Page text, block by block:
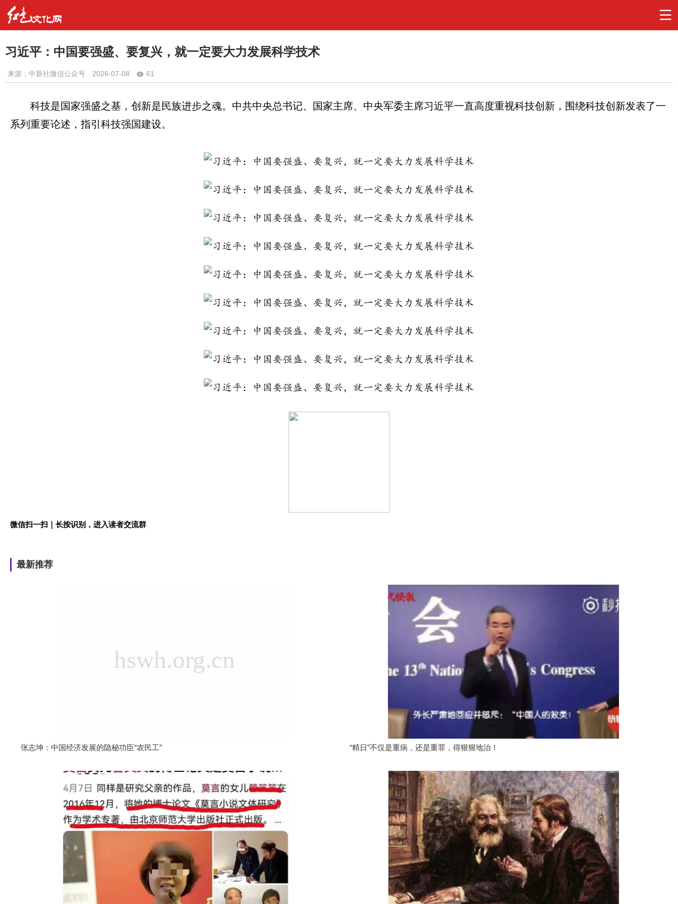
习近平：中国要强盛、要复兴，就一定要大力发展科学技术
来源：中新社微信公众号 2026-07-08 61
科技是国家强盛之基，创新是民族进步之魂。中共中央总书记、国家主席、中央军委主席习近平一直高度重视科技创新，围绕科技创新发表了一
系列重要论述，指引科技强国建设。
微信扫一扫｜长按识别，进入读者交流群
最新推荐
张志坤：中国经济发展的隐秘功臣“农民工” “精日”不仅是重病，还是重罪，得狠狠地治！